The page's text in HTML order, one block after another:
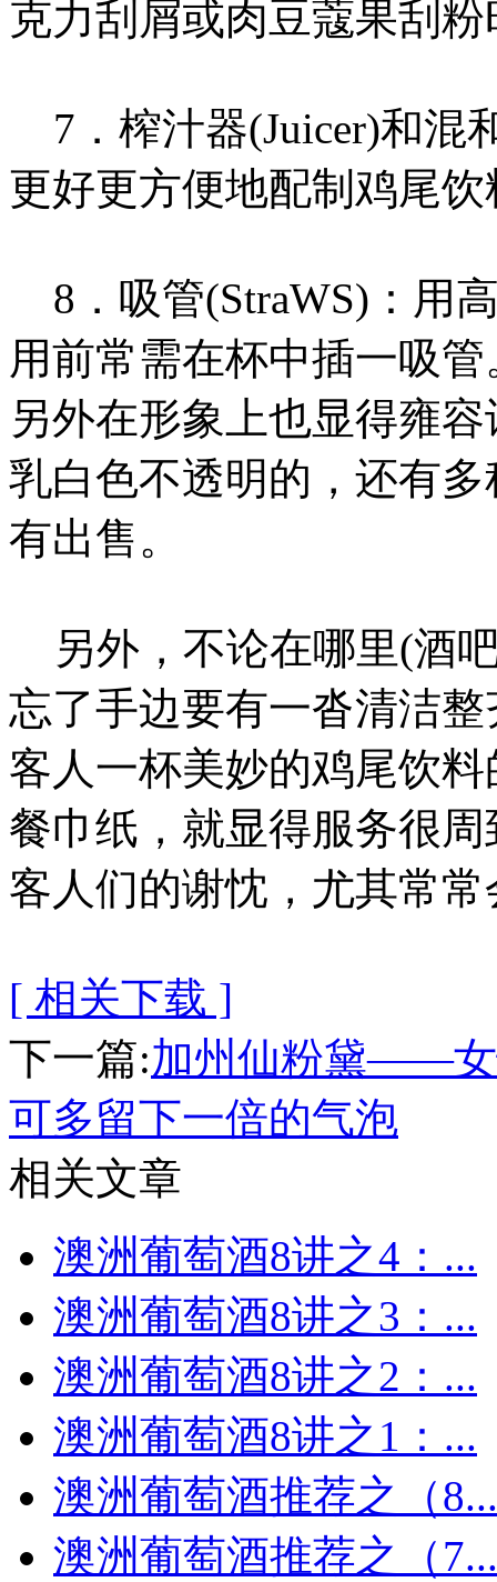
克力刮屑或肉豆蔻果刮
7．榨汁器(Juicer)和混
更好更方便地配制鸡尾
8．吸管(StraWS)：用
用前常需在杯中插一吸
另外在形象上也显得雍
乳白色不透明的，还有
有出售。
另外，不论在哪里(酒
忘了手边要有一沓清洁
客人一杯美妙的鸡尾饮
餐巾纸，就显得服务很
客人们的谢忱，尤其常
[ 相关下载 ]
下一篇:加州仙粉黛——
可多留下一倍的气泡
相关文章
澳洲葡萄酒8讲之4：...
澳洲葡萄酒8讲之3：...
澳洲葡萄酒8讲之2：...
澳洲葡萄酒8讲之1：...
澳洲葡萄酒推荐之（8...
澳洲葡萄酒推荐之（7...